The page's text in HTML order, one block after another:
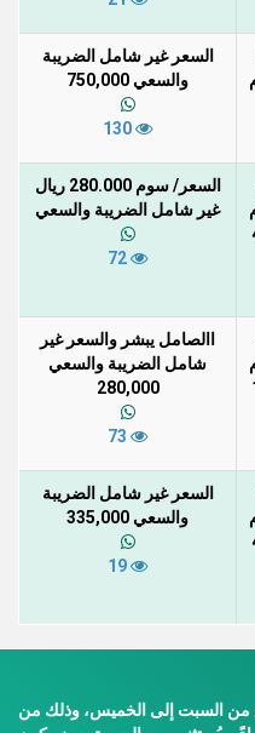
السعر غير شامل الضريبة
والسعي 750,000
السعر/ سوم 280.000 ريال
غير شامل الضريبة والسعي
االصامل يبشر والسعر غير
شامل الضريبة والسعي
280,000
السعر غير شامل الضريبة
والسعي 335,000
من السبت إلى الخميس، وذلك من